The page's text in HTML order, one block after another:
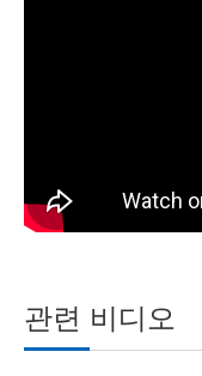
관련 비디오